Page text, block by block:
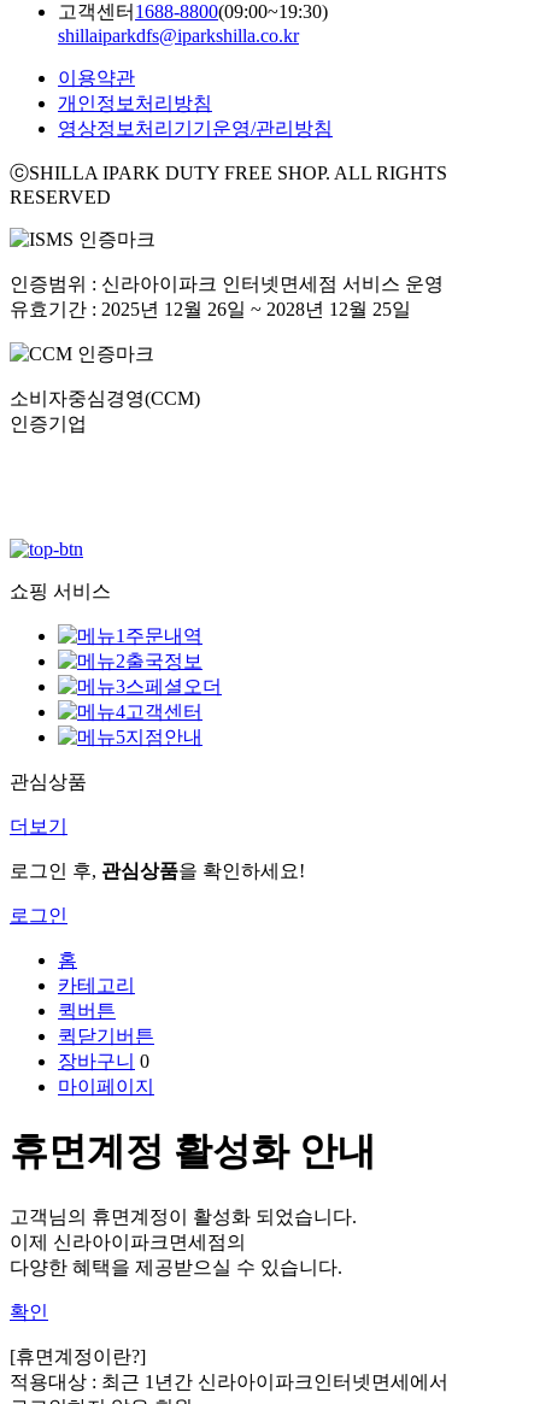
고객센터 1688-8800(09:00~19:30)
shillaiparkdfs@iparkshilla.co.kr
이용약관
개인정보처리방침
영상정보처리기기운영/관리방침
ⓒSHILLA IPARK DUTY FREE SHOP. ALL RIGHTS
RESERVED
인증범위 : 신라아이파크 인터넷면세점 서비스 운영
유효기간 : 2025년 12월 26일 ~ 2028년 12월 25일
소비자중심경영(CCM)
인증기업
쇼핑 서비스
주문내역
출국정보
스페셜오더
고객센터
지점안내
관심상품
더보기
로그인 후, 관심상품을 확인하세요!
로그인
홈
카테고리
퀵버튼
퀵닫기버튼
장바구니 0
마이페이지
휴면계정 활성화 안내
고객님의 휴면계정이 활성화 되었습니다.
이제 신라아이파크면세점의
다양한 혜택을 제공받으실 수 있습니다.
확인
[휴면계정이란?]
적용대상 : 최근 1년간 신라아이파크인터넷면세에서